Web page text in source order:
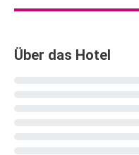
Über das Hotel